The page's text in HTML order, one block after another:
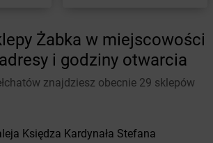
Żabka w miejscowości
i godziny otwarcia
znajdziesz obecnie 29 sklepów
Księdza Kardynała Stefana